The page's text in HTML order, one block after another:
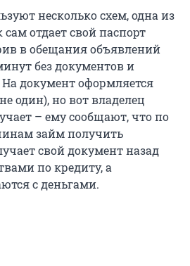
несколько схем, одна из
отдает свой паспорт
в обещания объявлений
без документов и
На документ оформляется
один), но вот владелец
– ему сообщают, что по
займ получить
свой документ назад
по кредиту, а
с деньгами.